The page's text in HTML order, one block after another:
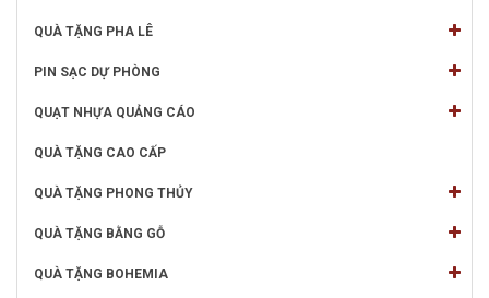
QUÀ TẶNG PHA LÊ
PIN SẠC DỰ PHÒNG
QUẠT NHỰA QUẢNG CÁO
QUÀ TẶNG CAO CẤP
QUÀ TẶNG PHONG THỦY
QUÀ TẶNG BẰNG GỖ
QUÀ TẶNG BOHEMIA